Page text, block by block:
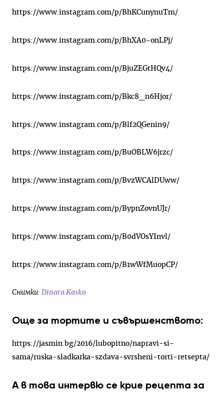
https://www.instagram.com/p/BhKCunynuTm/
https://www.instagram.com/p/BhXA0-onLPj/
https://www.instagram.com/p/BjuZEGtHQv4/
https://www.instagram.com/p/Bkc8_n6Hjor/
https://www.instagram.com/p/Blf2QGenin9/
https://www.instagram.com/p/BuOBLW6jrzc/
https://www.instagram.com/p/BvzWCAlDUww/
https://www.instagram.com/p/BypnZovnUJr/
https://www.instagram.com/p/B0dVOsYInvl/
https://www.instagram.com/p/B1wWfMuopCP/
Снимки: Dinara Kasko
Още за тортите и съвършенството:
https://jasmin.bg/2016/lubopitno/napravi-si-
sama/ruska-sladkarka-szdava-svrsheni-torti-retsepta/
А в това интервю се крие рецепта за